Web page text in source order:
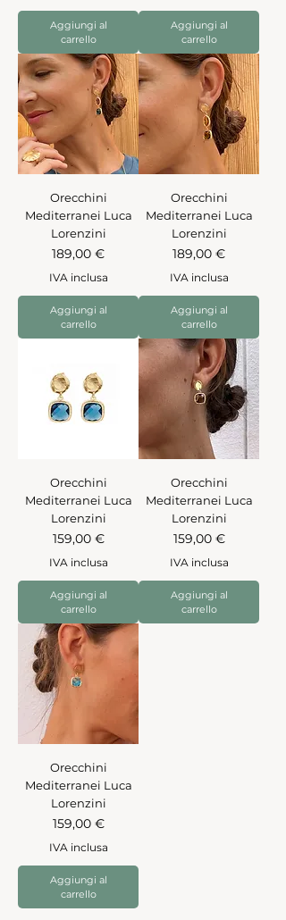
Aggiungi al
carrello
Aggiungi al
carrello
Orecchini
Mediterranei Luca
Lorenzini
Prezzo
189,00 €
IVA inclusa
Aggiungi al
carrello
Orecchini
Mediterranei Luca
Lorenzini
Prezzo
189,00 €
IVA inclusa
Aggiungi al
carrello
Orecchini
Mediterranei Luca
Lorenzini
Prezzo
159,00 €
IVA inclusa
Aggiungi al
carrello
Orecchini
Mediterranei Luca
Lorenzini
Prezzo
159,00 €
IVA inclusa
Aggiungi al
carrello
Orecchini
Mediterranei Luca
Lorenzini
Prezzo
159,00 €
IVA inclusa
Aggiungi al
carrello